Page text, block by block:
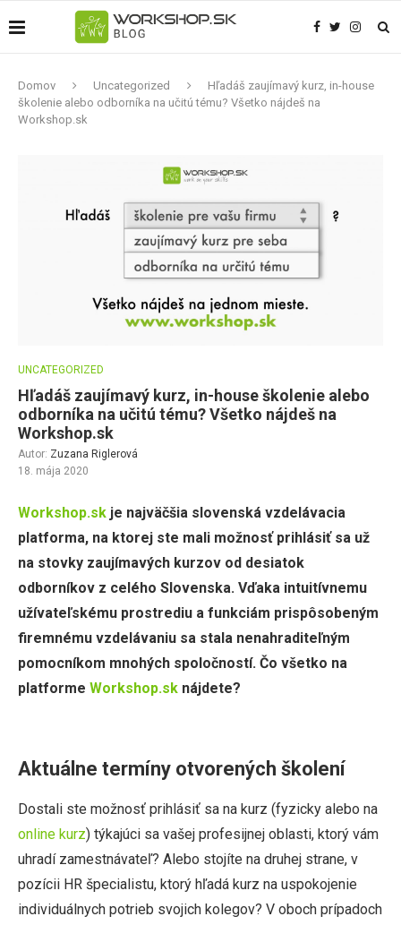
Domov Uncategorized
Hľadáš zaujímavý kurz, in-house
školenie alebo odborníka na učitú tému? Všetko nájdeš na
Workshop.sk
UNCATEGORIZED
Hľadáš zaujímavý kurz, in-house školenie alebo
odborníka na učitú tému? Všetko nájdeš na
Workshop.sk
Autor: Zuzana Riglerová
18. mája 2020
Workshop.sk je najväčšia slovenská vzdelávacia
platforma, na ktorej ste mali možnosť prihlásiť sa už
na stovky zaujímavých kurzov od desiatok
odborníkov z celého Slovenska. Vďaka intuitívnemu
užívateľskému prostrediu a funkciám prispôsobeným
firemnému vzdelávaniu sa stala nenahraditeľným
pomocníkom mnohých spoločností. Čo všetko na
platforme Workshop.sk nájdete?
Aktuálne termíny otvorených školení
Dostali ste možnosť prihlásiť sa na kurz (fyzicky alebo na
online kurz) týkajúci sa vašej profesijnej oblasti, ktorý vám
uhradí zamestnávateľ? Alebo stojíte na druhej strane, v
pozícii HR špecialistu, ktorý hľadá kurz na uspokojenie
individuálnych potrieb svojich kolegov? V oboch prípadoch